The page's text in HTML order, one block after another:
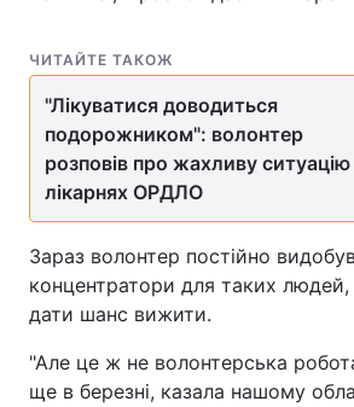
ЧИТАЙТЕ ТАКОЖ
"Лікуватися доводиться
подорожником": волонтер
розповів про жахливу ситуацію
лікарнях ОРДЛО
Зараз волонтер постійно
концентратори для таких
дати шанс вижити.
"Але це ж не волонтерська
ще в березні, казала нашому